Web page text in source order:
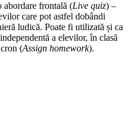
abordare frontală (Live quiz) –
care pot astfel dobândi
ludică. Poate fi utilizată și ca
a elevilor, în clasă
(Assign homework).